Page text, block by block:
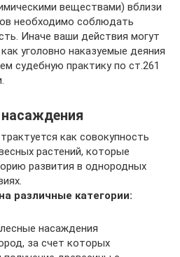
веществами) вблизи
необходимо соблюдать
Иначе ваши действия могут
уголовно наказуемые деяния
судебную практику по ст.261
как совокупность
растений, которые
развития в однородных
различные категории:
насаждения
за счет которых